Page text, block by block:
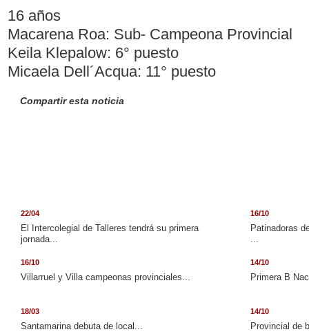
16 años
Macarena Roa: Sub- Campeona Provincial
Keila Klepalow: 6° puesto
Micaela Dell´Acqua: 11° puesto
Compartir esta noticia
22/04
El Intercolegial de Talleres tendrá su primera
jornada...
16/10
Patinadoras
...
16/10
Villarruel y Villa campeonas provinciales...
14/10
Primera B
18/03
Santamarina debuta de local...
14/10
Provincial de